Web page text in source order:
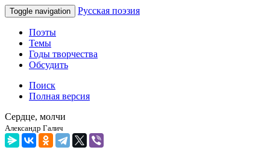
Toggle navigation Русская поэзия
Поэты
Темы
Годы творчества
Обсудить
Поиск
Полная версия
Сердце, молчи
Александр Галич